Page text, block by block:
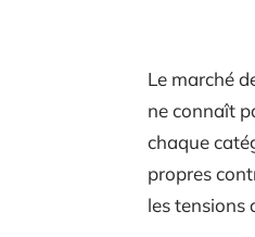
Le marché
ne connaît
chaque
propres
les tensions